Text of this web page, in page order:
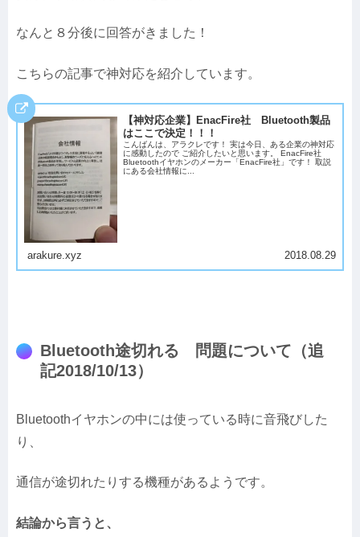
なんと８分後に回答がきました！
こちらの記事で神対応を紹介しています。
【神対応企業】EnacFire社 Bluetooth製品
はここで決定！！！
こんばんは、アラクレです！ 実は今日、ある企業の神対応
に感動したので ご紹介したいと思います。 EnacFire社
Bluetoothイヤホンのメーカー「EnacFire社」です！ 取説
にある会社情報に...
arakure.xyz 2018.08.29
Bluetooth途切れる 問題について（追
記2018/10/13）
Bluetoothイヤホンの中には使っている時に音飛びした
り、
通信が途切れたりする機種があるようです。
結論から言うと、